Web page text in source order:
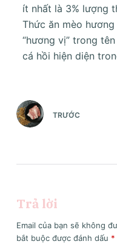
ít nhất là 3% lượng
Thức ăn mèo
“hương vị” trong
cá hồi hiện diện
TRƯỚC
Trả lời
Email của bạn sẽ không
bắt buộc được đánh dấu *